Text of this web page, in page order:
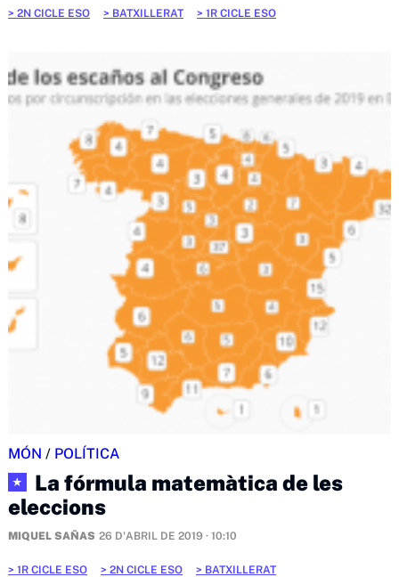
2N CICLE ESO BATXILLERAT 1R CICLE ESO
MÓN / POLÍTICA
★
La fórmula matemàtica de les
eleccions
MIQUEL SAÑAS 26 D'ABRIL DE 2019 · 10:10
1R CICLE ESO 2N CICLE ESO BATXILLERAT